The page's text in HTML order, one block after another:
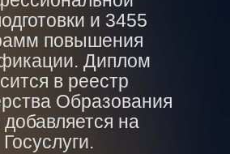
и 3455
повышения
Диплом
в реестр
Образования
на
Госуслуги.